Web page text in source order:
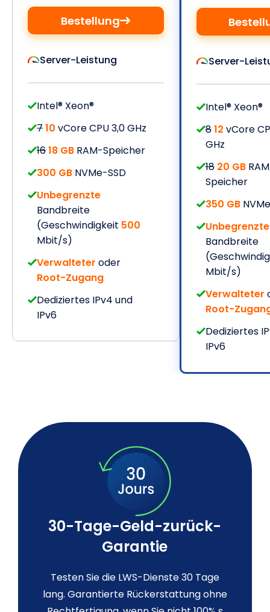
Bestellung
Server-Leistung
Intel® Xeon®
710 vCore CPU 3,0 GHz
1618 GB RAM-Speicher
300 GB NVMe-SSD
Unbegrenzte
Bandbreite
(Geschwindigkeit 500
Mbit/s)
Verwalteter oder
Root-Zugang
Dediziertes IPv4 und
IPv6
Server-
Intel® Xeon®
812 vCore
GHz
18 20 GB
Speicher
350 GB
Unbegrenzte
Bandbreite
Mbit/s)
Verwalteter
Root-
Dediziertes
IPv6
30-Tage-Geld-zurück-
Garantie
Testen Sie die LWS-Dienste 30 Tage
lang. Garantierte Rückerstattung ohne